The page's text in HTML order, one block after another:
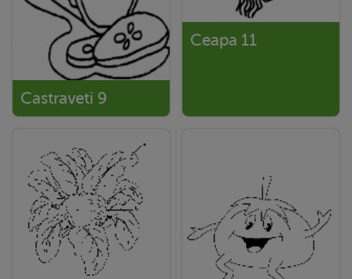
Castraveti 9
Ceapa 11